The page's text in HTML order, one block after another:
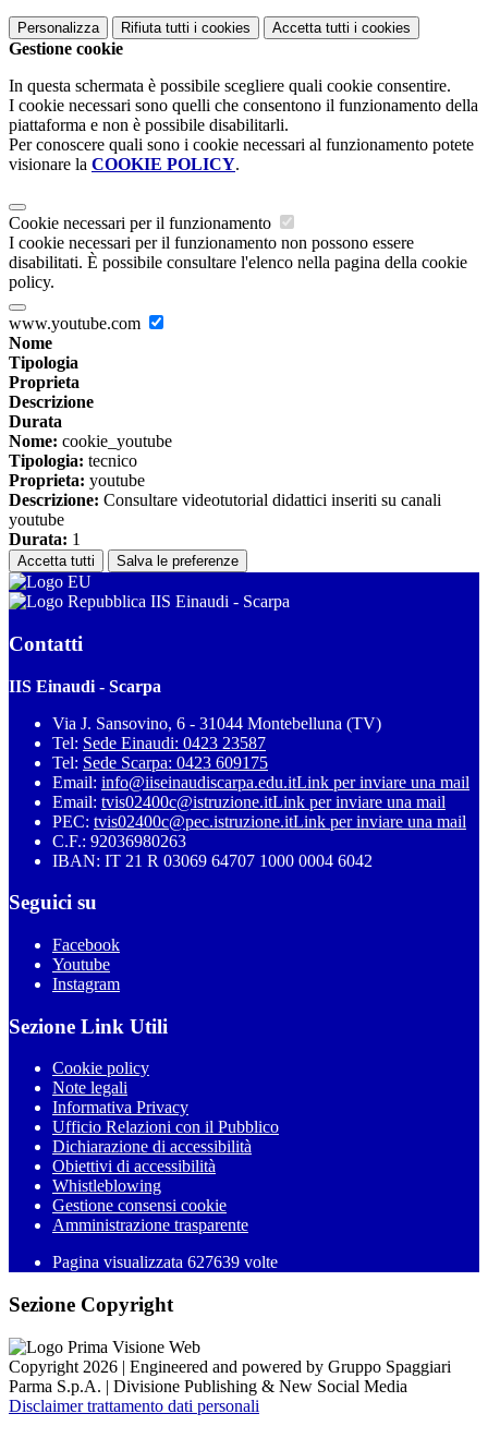
Personalizza Rifiuta tutti i cookies Accetta tutti i cookies
Gestione cookie
In questa schermata è possibile scegliere quali cookie consentire.
I cookie necessari sono quelli che consentono il funzionamento della
piattaforma e non è possibile disabilitarli.
Per conoscere quali sono i cookie necessari al funzionamento potete
visionare la COOKIE POLICY.
Cookie necessari per il funzionamento
I cookie necessari per il funzionamento non possono essere
disabilitati. È possibile consultare l'elenco nella pagina della cookie
policy.
www.youtube.com
Nome
Tipologia
Proprieta
Descrizione
Durata
Nome: cookie_youtube
Tipologia: tecnico
Proprieta: youtube
Descrizione: Consultare videotutorial didattici inseriti su canali
youtube
Durata: 1
Accetta tutti Salva le preferenze
IIS Einaudi - Scarpa
Contatti
IIS Einaudi - Scarpa
Via J. Sansovino, 6 - 31044 Montebelluna (TV)
Tel: Sede Einaudi: 0423 23587
Tel: Sede Scarpa: 0423 609175
Email: info@iiseinaudiscarpa.edu.itLink per inviare una mail
Email: tvis02400c@istruzione.itLink per inviare una mail
PEC: tvis02400c@pec.istruzione.itLink per inviare una mail
C.F.: 92036980263
IBAN: IT 21 R 03069 64707 1000 0004 6042
Seguici su
Facebook
Youtube
Instagram
Sezione Link Utili
Cookie policy
Note legali
Informativa Privacy
Ufficio Relazioni con il Pubblico
Dichiarazione di accessibilità
Obiettivi di accessibilità
Whistleblowing
Gestione consensi cookie
Amministrazione trasparente
Pagina visualizzata 627639 volte
Sezione Copyright
Copyright 2026 | Engineered and powered by Gruppo Spaggiari
Parma S.p.A. | Divisione Publishing & New Social Media
Disclaimer trattamento dati personali